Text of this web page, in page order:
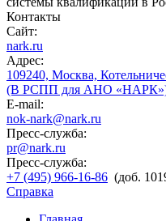
Контакты
Сайт:
nark.ru
Адрес:
109240, Москва,
(В РСПП для АНО
E-mail:
nok-nark@nark.ru
Пресс-служба:
pr@nark.ru
Пресс-служба:
+7 (495) 966-16-86 (доб.
Справка